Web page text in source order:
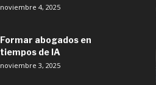
noviembre 4, 2025
Formar abogados en
tiempos de IA
noviembre 3, 2025